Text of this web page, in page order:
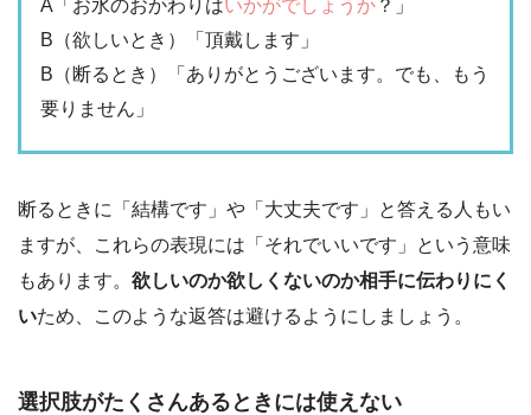
A「お水のおかわりはいかがでしょうか ？」
B（欲しいとき）「頂戴します」
B（断るとき）「ありがとうございます。でも、もう
要りません」
断るときに「結構です」や「大丈夫です」と答える人もい
ますが、これらの表現には「それでいいです」という意味
もあります。 欲しいのか欲しくないのか相手に伝わりにく
いため、このような返答は避けるようにしましょう。
選択肢がたくさんあるときには使えない